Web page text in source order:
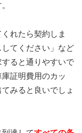
れたら契約しま
てください」など
すると通りやすいで
証明費用のカッ
みると良いでしょ